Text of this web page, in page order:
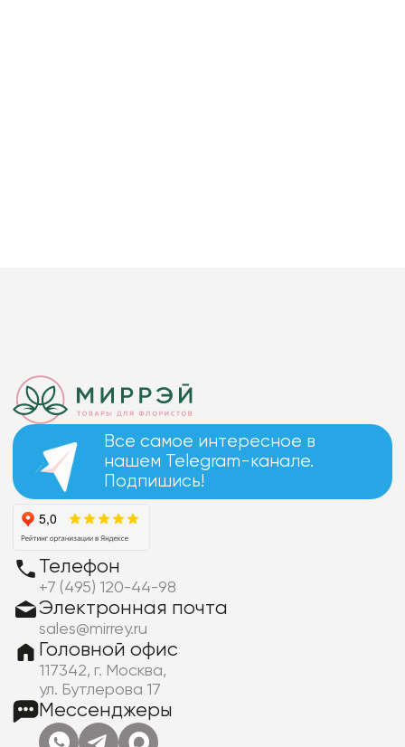
Все самое интересное в
нашем Telegram-канале.
Подпишись!
Телефон
+7 (495) 120-44-98
Электронная почта
sales@mirrey.ru
Головной офис
117342, г. Москва,
ул. Бутлерова 17
Мессенджеры